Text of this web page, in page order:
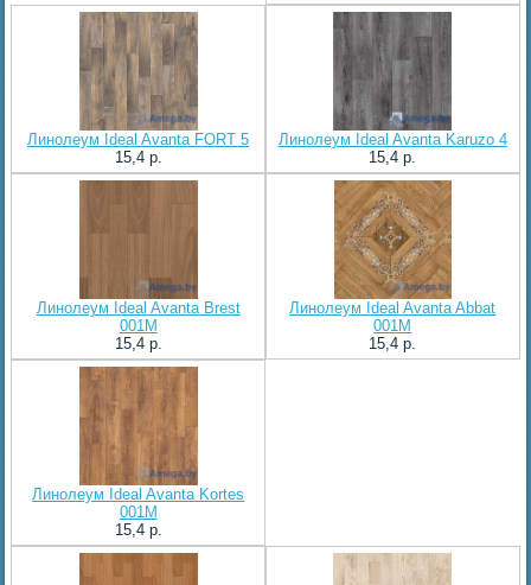
Линолеум Ideal Avanta FORT 5
15,4 p.
Линолеум Ideal Avanta Karuzo 4
15,4 p.
Линолеум Ideal Avanta Brest
001M
15,4 p.
Линолеум Ideal Avanta Abbat
001M
15,4 p.
Линолеум Ideal Avanta Kortes
001M
15,4 p.